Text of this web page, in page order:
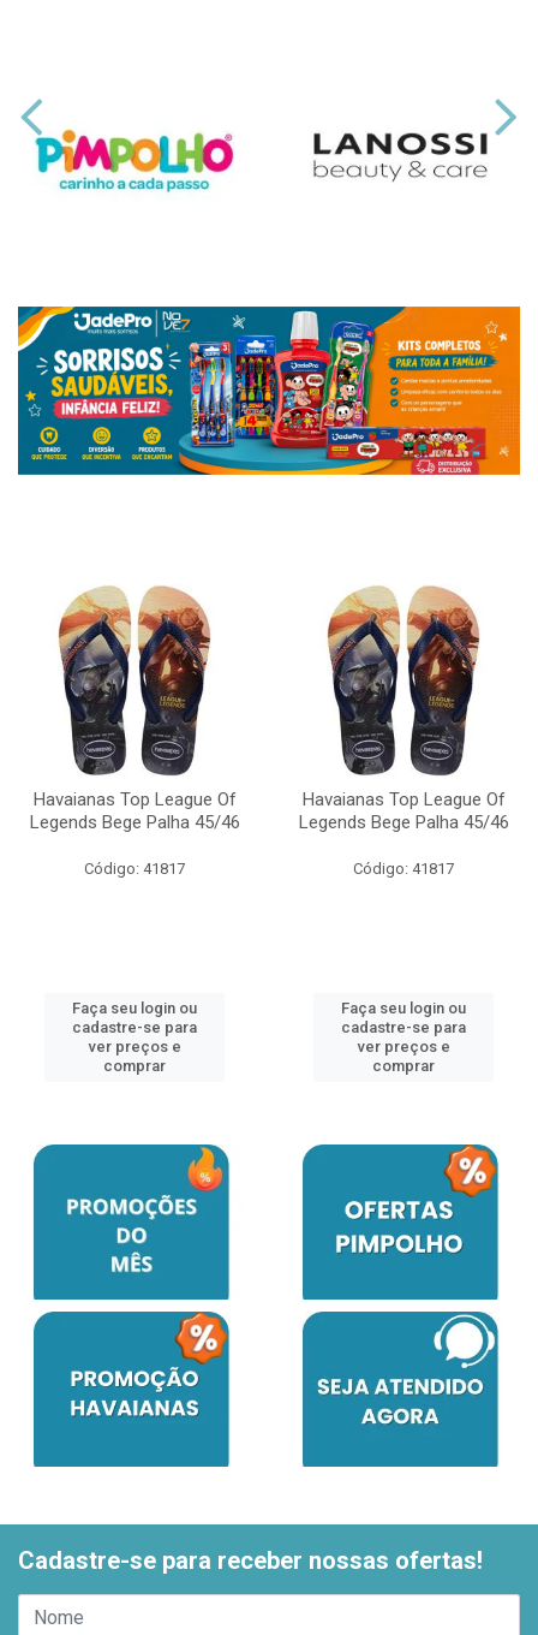
Havaianas Top League Of
Legends Bege Palha 45/46
Código: 41817
Faça seu login ou
cadastre-se para
ver preços e
comprar
Havaianas Top League Of
Legends Bege Palha 45/46
Código: 41817
Faça seu login ou
cadastre-se para
ver preços e
comprar
Cadastre-se para receber nossas ofertas!